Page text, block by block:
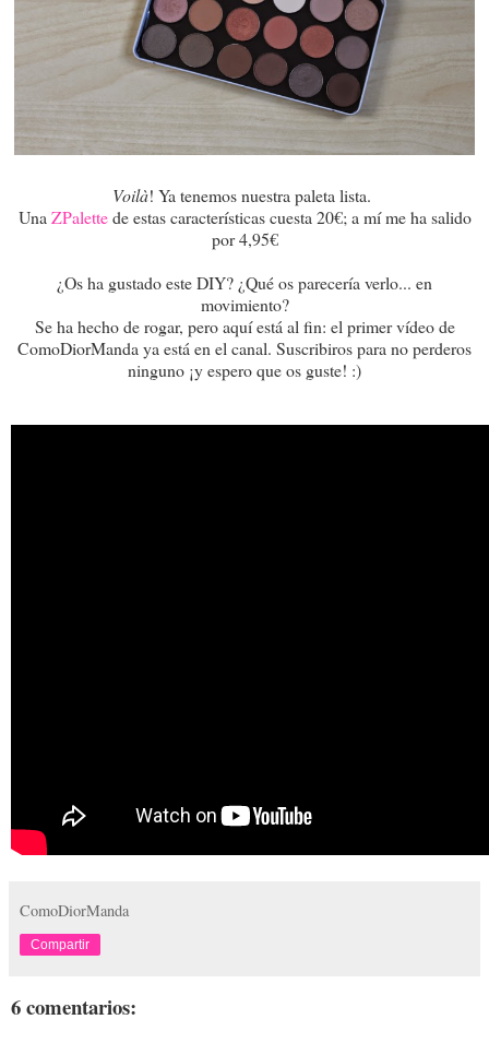
Voilà! Ya tenemos nuestra paleta lista.
UnaZPalettede estas características cuesta 20€; a mí me ha salido
por 4,95€
¿Os ha gustado este DIY? ¿Qué os parecería verlo... en
movimiento?
Se ha hecho de rogar, pero aquí está al fin: el primer vídeo de
ComoDiorManda ya está en el canal. Suscribiros para no perderos
ninguno ¡y espero que os guste! :)
ComoDiorManda
Compartir
6 comentarios: